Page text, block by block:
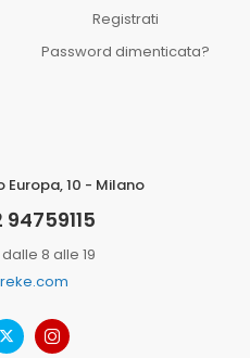
Registrati
Password dimenticata?
Europa, 10 - Milano
8 alle 19